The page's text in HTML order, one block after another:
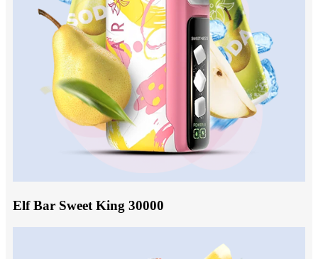
Elf Bar Sweet King 30000